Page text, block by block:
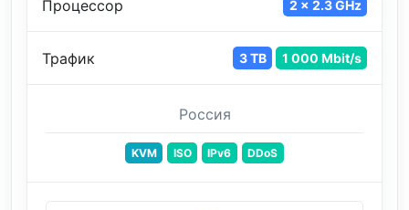
Процессор 2 x 2.3 GHz
Трафик 3 TB 1 000 Mbit/s
Россия
KVM ISO IPv6 DDoS